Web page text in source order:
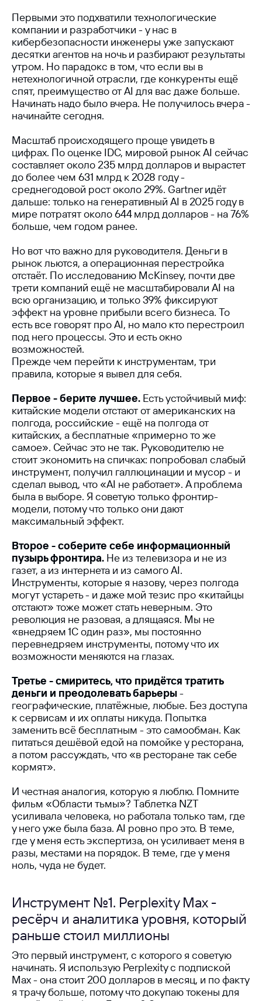
Первыми это подхватили технологические
компании и разработчики - у нас в
кибербезопасности инженеры уже запускают
десятки агентов на ночь и разбирают результаты
утром. Но парадокс в том, что если вы в
нетехнологичной отрасли, где конкуренты ещё
спят, преимущество от AI для вас даже больше.
Начинать надо было вчера. Не получилось вчера -
начинайте сегодня.
Масштаб происходящего проще увидеть в
цифрах. По оценке IDC, мировой рынок AI сейчас
составляет около 235 млрд долларов и вырастет
до более чем 631 млрд к 2028 году -
среднегодовой рост около 29%. Gartner идёт
дальше: только на генеративный AI в 2025 году в
мире потратят около 644 млрд долларов - на 76%
больше, чем годом ранее.
Но вот что важно для руководителя. Деньги в
рынок льются, а операционная перестройка
отстаёт. По исследованию McKinsey, почти две
трети компаний ещё не масштабировали AI на
всю организацию, и только 39% фиксируют
эффект на уровне прибыли всего бизнеса. То
есть все говорят про AI, но мало кто перестроил
под него процессы. Это и есть окно
возможностей.
Прежде чем перейти к инструментам, три
правила, которые я вывел для себя.
Первое - берите лучшее. Есть устойчивый миф:
китайские модели отстают от американских на
полгода, российские - ещё на полгода от
китайских, а бесплатные «примерно то же
самое». Сейчас это не так. Руководителю не
стоит экономить на спичках: попробовал слабый
инструмент, получил галлюцинации и мусор - и
сделал вывод, что «AI не работает». А проблема
была в выборе. Я советую только фронтир-
модели, потому что только они дают
максимальный эффект.
Второе - соберите себе информационный
пузырь фронтира. Не из телевизора и не из
газет, а из интернета и из самого AI.
Инструменты, которые я назову, через полгода
могут устареть - и даже мой тезис про «китайцы
отстают» тоже может стать неверным. Это
революция не разовая, а длящаяся. Мы не
«внедряем 1С один раз», мы постоянно
перевнедряем инструменты, потому что их
возможности меняются на глазах.
Третье - смиритесь, что придётся тратить
деньги и преодолевать барьеры-
географические, платёжные, любые. Без доступа
к сервисам и их оплаты никуда. Попытка
заменить всё бесплатным - это самообман. Как
питаться дешёвой едой на помойке у ресторана,
а потом рассуждать, что «в ресторане так себе
кормят».
И честная аналогия, которую я люблю. Помните
фильм «Области тьмы»? Таблетка NZT
усиливала человека, но работала только там, где
у него уже была база. AI ровно про это. В теме,
где у меня есть экспертиза, он усиливает меня в
разы, местами на порядок. В теме, где у меня
ноль, чуда не будет.
Инструмент №1. Perplexity Max -
ресёрч и аналитика уровня, который
раньше стоил миллионы
Это первый инструмент, с которого я советую
начинать. Я использую Perplexity с подпиской
Max - она стоит 200 долларов в месяц, и по факту
я трачу больше, потому что докупаю токены для